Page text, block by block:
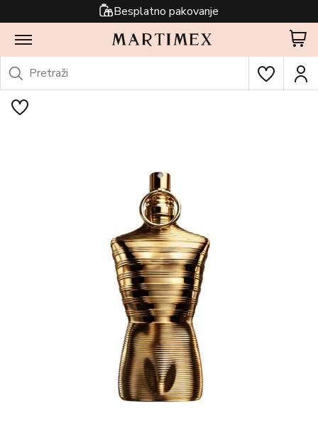
Besplatno pakovanje